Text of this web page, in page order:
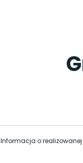
Informacja o